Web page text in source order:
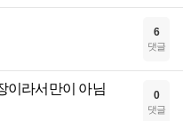
6
댓글
이라서만이 아님 0
댓글